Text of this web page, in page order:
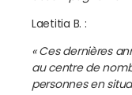
Laetitia B. :
« Ces dernières
au centre de
personnes en